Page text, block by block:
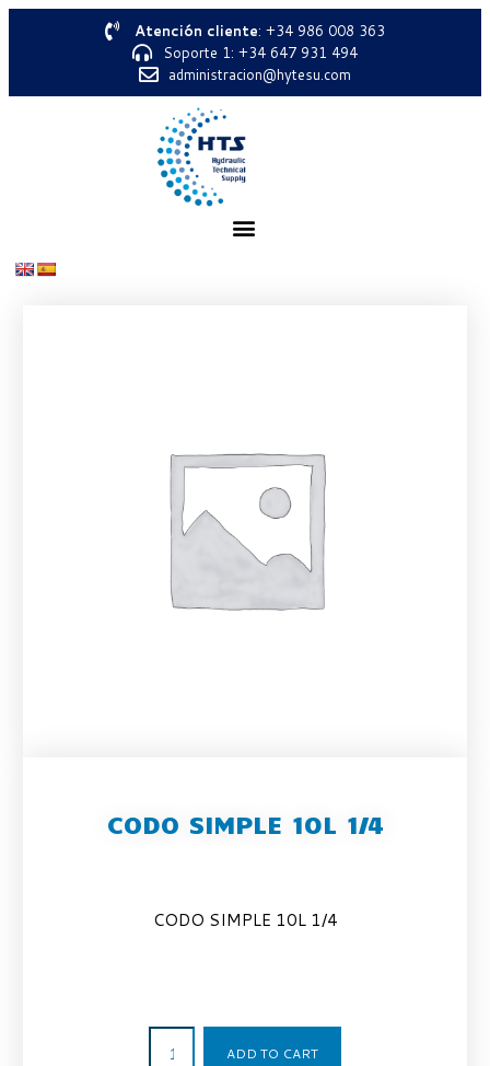
Atención cliente: +34 986 008 363
Soporte 1: +34 647 931 494
administracion@hytesu.com
CODO SIMPLE 10L 1/4
CODO SIMPLE 10L 1/4
ADD TO CART